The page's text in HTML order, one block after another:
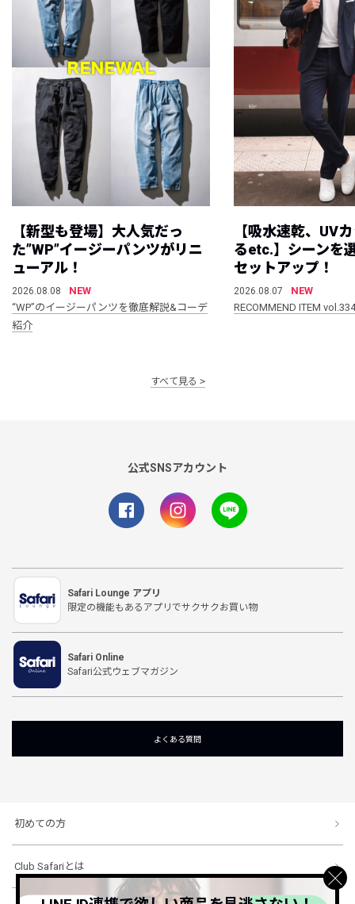
【新型も登場】大人気だっ
た”WP”イージーパンツがリニ
ューアル！
2026.08.08
NEW
“WP”のイージーパンツを徹底解説&コーデ
紹介
【吸水速乾、UV
るetc.】シーンを
セットアップ！
2026.08.07
NEW
RECOMMEND ITEM vol.334
すべて見る
公式SNSアカウント
Safari Lounge アプリ
限定の機能もあるアプリでサクサクお買い物
Safari Online
Safari公式ウェブマガジン
よくある質問
初めての方
Club Safariとは